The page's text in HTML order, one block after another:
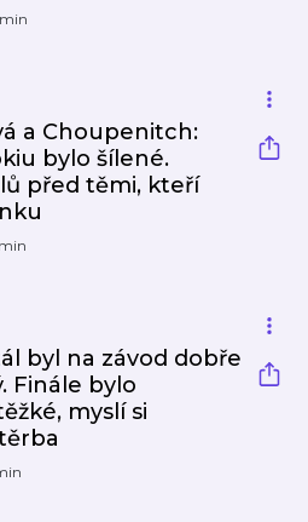
a Choupenitch:
bylo šílené.
před těmi, kteří
byl na závod dobře
Finále bylo
myslí si